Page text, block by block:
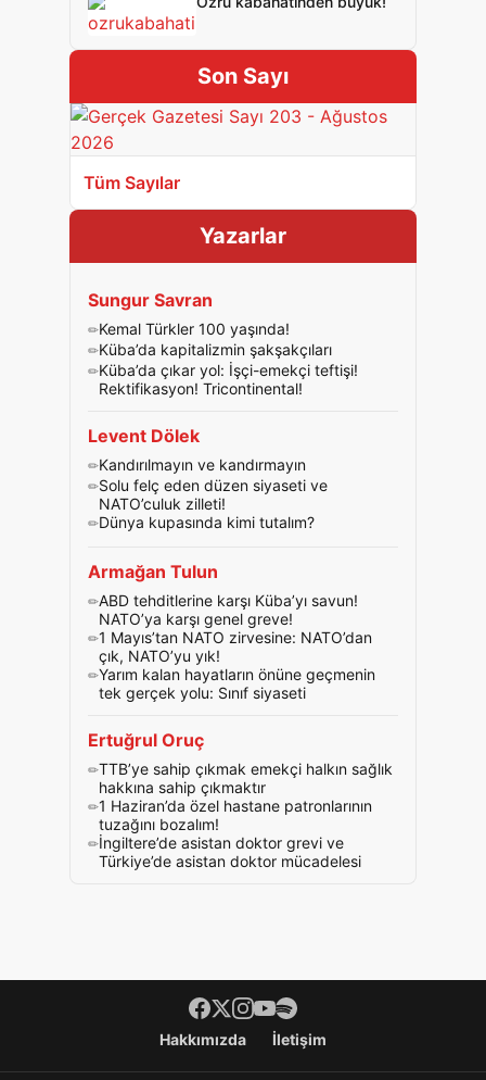
Son Sayı
Tüm Sayılar
Yazarlar
Sungur Savran
Kemal Türkler 100 yaşında!
Küba’da kapitalizmin şakşakçıları
Küba’da çıkar yol: İşçi-emekçi teftişi!
Rektifikasyon! Tricontinental!
Levent Dölek
Kandırılmayın ve kandırmayın
Solu felç eden düzen siyaseti ve
NATO’culuk zilleti!
Dünya kupasında kimi tutalım?
Armağan Tulun
ABD tehditlerine karşı Küba’yı savun!
NATO’ya karşı genel greve!
1 Mayıs’tan NATO zirvesine: NATO’dan
çık, NATO’yu yık!
Yarım kalan hayatların önüne geçmenin
tek gerçek yolu: Sınıf siyaseti
Ertuğrul Oruç
TTB’ye sahip çıkmak emekçi halkın sağlık
hakkına sahip çıkmaktır
1 Haziran’da özel hastane patronlarının
tuzağını bozalım!
İngiltere’de asistan doktor grevi ve
Türkiye’de asistan doktor mücadelesi
Footer menüHakkımızda İletişim